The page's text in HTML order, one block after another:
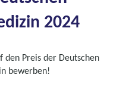
2024
den Preis der Deutschen
bewerben!